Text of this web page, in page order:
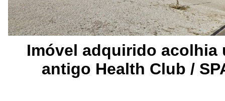
Imóvel adquirido acolhia
antigo Health Club /